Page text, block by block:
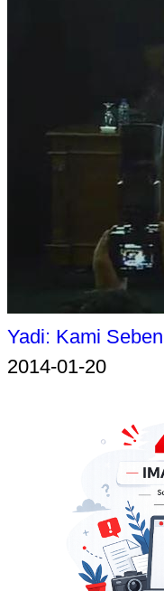
Yadi: Kami
2014-01-20